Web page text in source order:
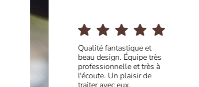
Qualité fantastique et
beau design. Équipe très
professionnelle et très à
l'écoute. Un plaisir de
traiter avec eux.